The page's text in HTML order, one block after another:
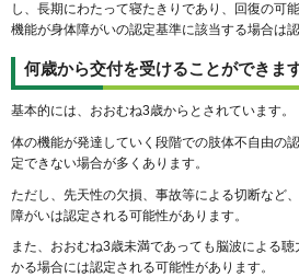
し、長期にわたって寝たきりであり、回復の可
機能が身体障がいの認定基準に該当する場合は
何歳から交付を受けることができま
基本的には、おおむね3歳からとされています。
体の機能が発達していく段階での肢体不自由の
定できない場合が多くあります。
ただし、先天性の欠損、事故等による切断など
障がいは認定される可能性があります。
また、おおむね3歳未満であっても脳波による
かる場合には認定される可能性があります。